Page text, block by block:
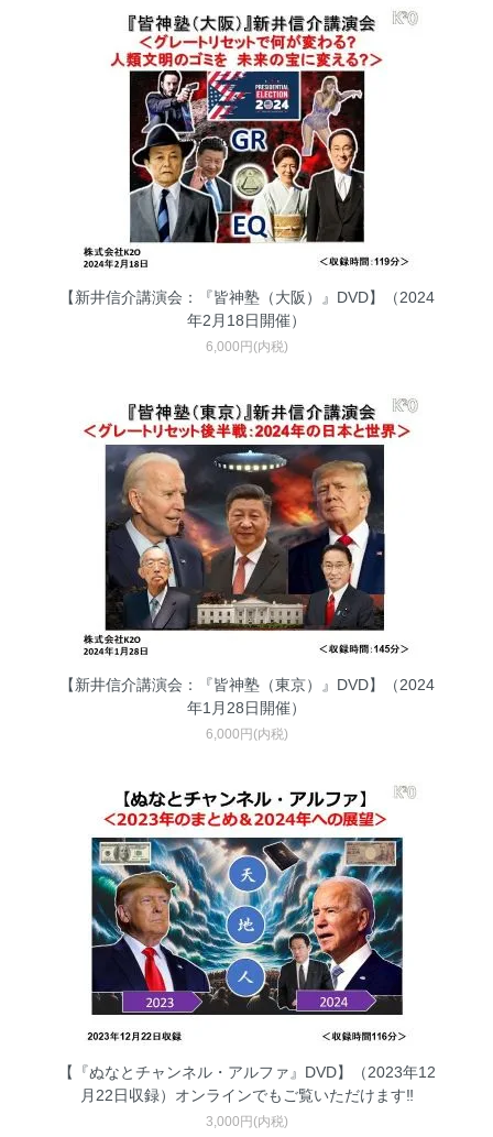
【新井信介講演会：『皆神塾（大阪）』DVD】（2024
年2月18日開催）
6,000円(内税)
【新井信介講演会：『皆神塾（東京）』DVD】（2024
年1月28日開催）
6,000円(内税)
【『ぬなとチャンネル・アルファ』DVD】（2023年12
月22日収録）オンラインでもご覧いただけます‼
3,000円(内税)